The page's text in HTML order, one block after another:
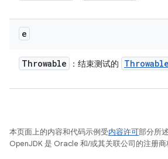
e
Throwable ：结束测试的 Throwable
本页面上的内容和代码示例受内容许可部分所
OpenJDK 是 Oracle 和/或其关联公司的注册商